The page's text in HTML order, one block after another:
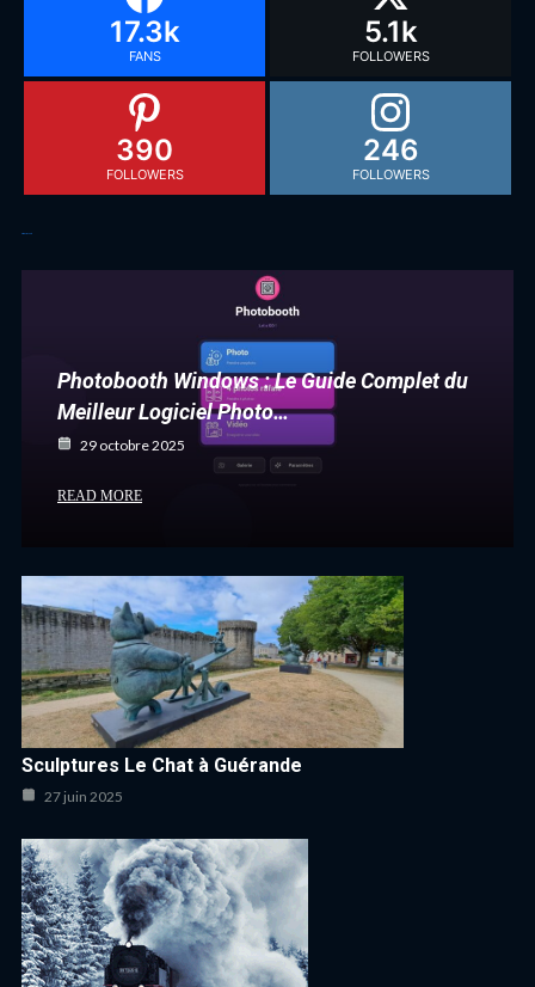
17.3k
FANS
5.1k
FOLLOWERS
390
FOLLOWERS
246
FOLLOWERS
Photobooth Windows : Le Guide Complet du
Meilleur Logiciel Photo…
29 octobre 2025
READ MORE
Sculptures Le Chat à Guérande
27 juin 2025